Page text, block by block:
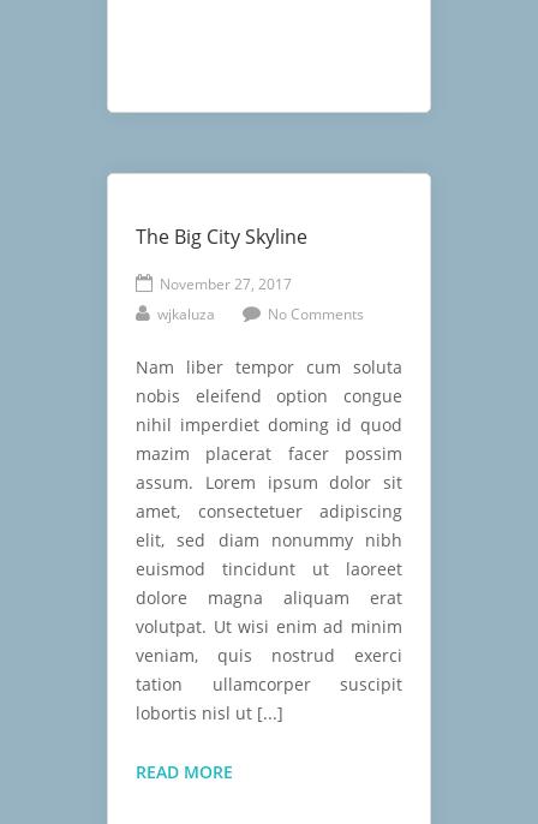
The Big City Skyline
November 27, 2017
wjkaluza
No Comments
Nam liber tempor cum soluta
nobis eleifend option congue
nihil imperdiet doming id quod
mazim placerat facer possim
assum. Lorem ipsum dolor sit
amet, consectetuer adipiscing
elit, sed diam nonummy nibh
euismod tincidunt ut laoreet
dolore magna aliquam erat
volutpat. Ut wisi enim ad minim
veniam, quis nostrud exerci
tation ullamcorper suscipit
lobortis nisl ut [...]
READ MORE